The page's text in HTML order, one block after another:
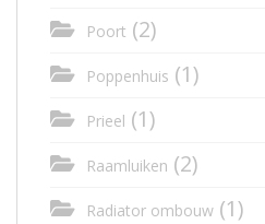
Poort (2)
Poppenhuis (1)
Prieel (1)
Raamluiken (2)
Radiator ombouw (1)